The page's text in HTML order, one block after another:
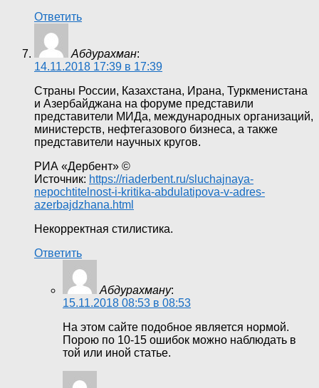
Ответить
Абдурахман:
14.11.2018 17:39 в 17:39
Страны России, Казахстана, Ирана, Туркменистана
и Азербайджана на форуме представили
представители МИДа, международных организаций,
министерств, нефтегазового бизнеса, а также
представители научных кругов.
РИА «Дербент» ©
Источник: https://riaderbent.ru/sluchajnaya-
nepochtitelnost-i-kritika-abdulatipova-v-adres-
azerbajdzhana.html
Некорректная стилистика.
Ответить
Абдурахману:
15.11.2018 08:53 в 08:53
На этом сайте подобное является нормой.
Порою по 10-15 ошибок можно наблюдать в
той или иной статье.